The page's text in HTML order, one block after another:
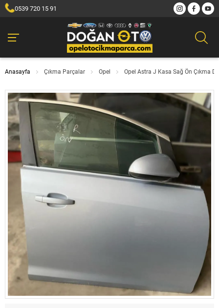
0539 720 15 91
Anasayfa Çıkma Parçalar Opel Opel Astra J Kasa Sağ Ön Çıkma